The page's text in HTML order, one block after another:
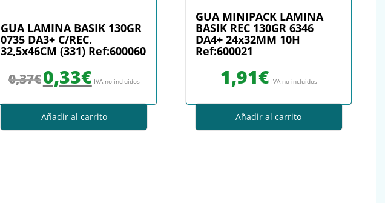
GUA LAMINA BASIK 130GR
0735 DA3+ C/REC.
32,5x46CM (331) Ref:600060
0,37€0,33€ IVA no incluidos
Añadir al carrito
GUA MINIPACK LAMINA
BASIK REC 130GR 6346
DA4+ 24x32MM 10H
Ref:600021
1,91€ IVA no incluidos
Añadir al carrito